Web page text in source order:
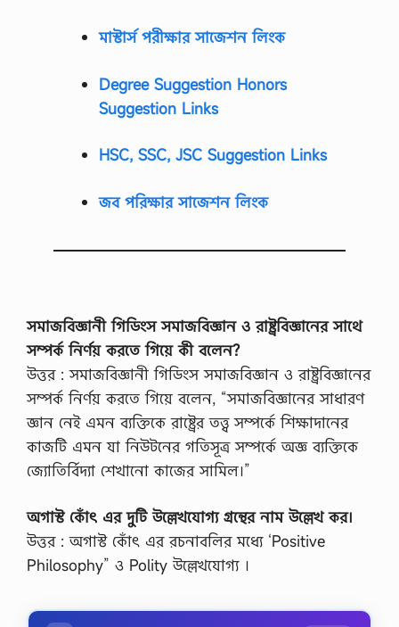
মাস্টার্স পরীক্ষার সাজেশন লিংক
Degree Suggestion Honors
Suggestion Links
HSC, SSC, JSC Suggestion Links
জব পরিক্ষার সাজেশন লিংক
সমাজবিজ্ঞানী গিডিংস সমাজবিজ্ঞান ও রাষ্ট্রবিজ্ঞানের সাথে
সম্পর্ক নির্ণয় করতে গিয়ে কী বলেন?
উত্তর : সমাজবিজ্ঞানী গিডিংস সমাজবিজ্ঞান ও রাষ্ট্রবিজ্ঞানের
সম্পর্ক নির্ণয় করতে গিয়ে বলেন, “সমাজবিজ্ঞানের সাধারণ
জ্ঞান নেই এমন ব্যক্তিকে রাষ্ট্রের তত্ত্ব সম্পর্কে শিক্ষাদানের
কাজটি এমন যা নিউটনের গতিসূত্র সম্পর্কে অজ্ঞ ব্যক্তিকে
জ্যোতির্বিদ্যা শেখানো কাজের সামিল।”
অগাস্ট কোঁৎ এর দুটি উল্লেখযোগ্য গ্রন্থের নাম উল্লেখ কর।
উত্তর : অগাস্ট কোঁৎ এর রচনাবলির মধ্যে ‘Positive
Philosophy” ও Polity উল্লেখযোগ্য ।